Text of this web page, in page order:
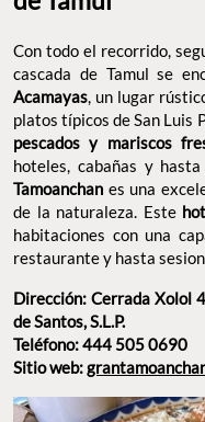
Con todo el recorrido,
cascada de Tamul se
Acamayas , un lugar
platos típicos de San Luis
pescados y mariscos
hoteles, cabañas y hasta
Tamoanchan es una
de la naturaleza. Este
habitaciones con una
restaurante y hasta
Dirección: Cerrada Xolol
de Santos, S.L.P.
Teléfono: 444 505 0690
Sitio web: